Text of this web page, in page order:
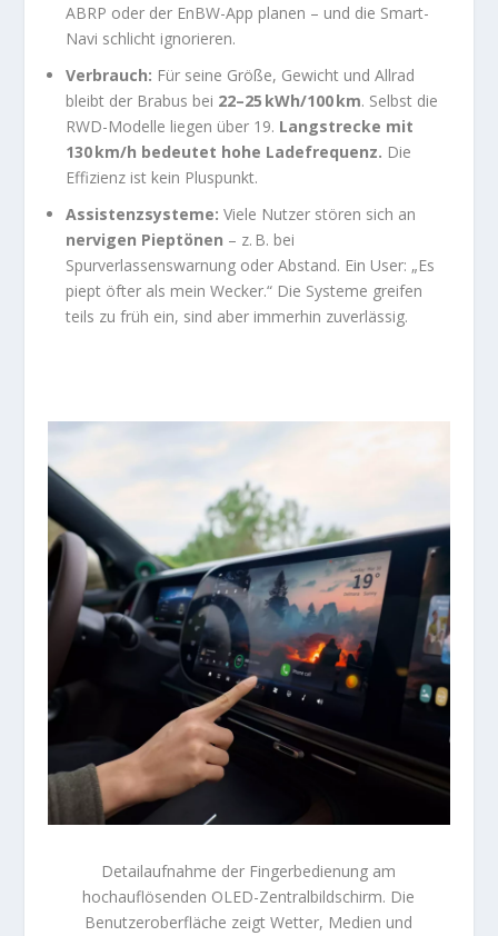
ABRP oder der EnBW-App planen – und die Smart-
Navi schlicht ignorieren.
Verbrauch: Für seine Größe, Gewicht und Allrad
bleibt der Brabus bei 22–25 kWh/100 km. Selbst die
RWD-Modelle liegen über 19. Langstrecke mit
130 km/h bedeutet hohe Ladefrequenz. Die
Effizienz ist kein Pluspunkt.
Assistenzsysteme: Viele Nutzer stören sich an
nervigen Pieptönen – z. B. bei
Spurverlassenswarnung oder Abstand. Ein User: „Es
piept öfter als mein Wecker.“ Die Systeme greifen
teils zu früh ein, sind aber immerhin zuverlässig.
Detailaufnahme der Fingerbedienung am
hochauflösenden OLED-Zentralbildschirm. Die
Benutzeroberfläche zeigt Wetter, Medien und